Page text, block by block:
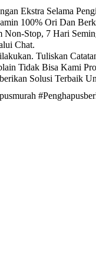
Ekstra Selama
100% Ori Dan
Non-Stop, 7 Hari
Chat.
Tuliskan
Tidak Bisa Kami
Solusi Terbaik